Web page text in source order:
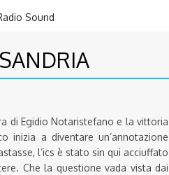
Sound
di Egidio Notaristefano e la vittoria
inizia a diventare un’annotazione
l’ics è stato sin qui acciuffato
Che la questione vada vista dai